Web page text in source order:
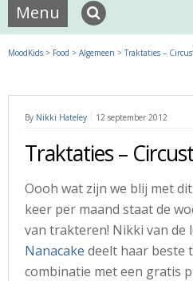
Menu
MoodKids > Food > Algemeen >Traktaties –
By Nikki Hateley 12 september 2012
Traktaties –
Oooh wat zijn we blij met
keer per maand staat de
van trakteren! Nikki van de
Nanacake deelt haar beste
combinatie met een gratis